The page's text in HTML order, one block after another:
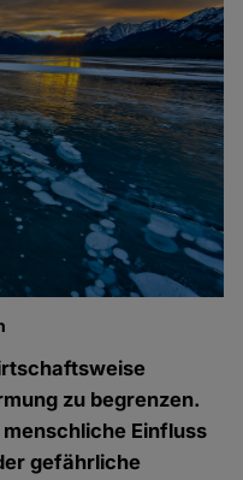
zu begrenzen.
Einfluss
gefährliche